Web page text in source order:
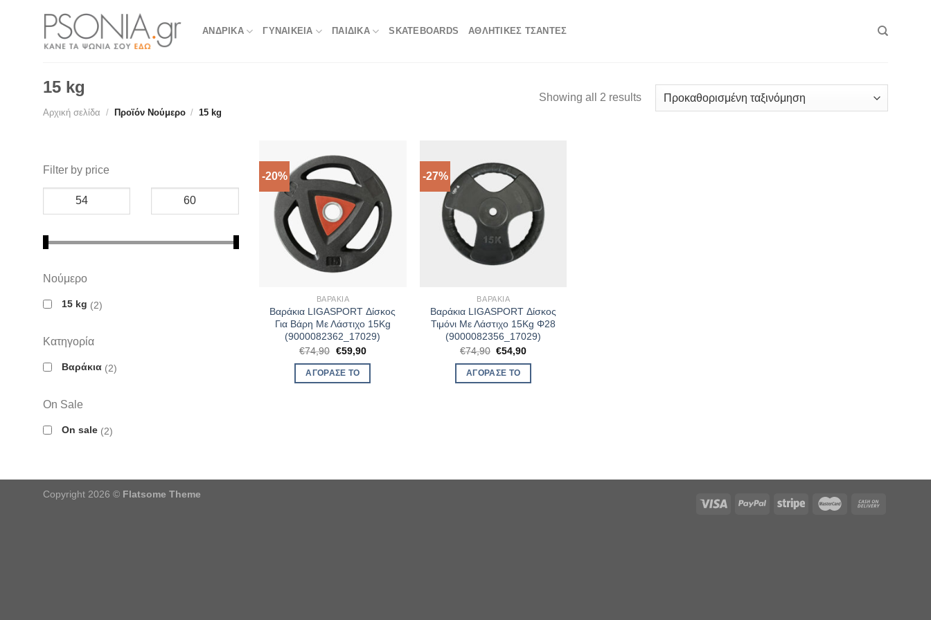
ΑΝΔΡΙΚΑ ΓΥΝΑΙΚΕΙΑ ΠΑΙΔΙΚΑ SKATEBOARDS ΑΘΛΗΤΙΚΈΣ ΤΣΆΝΤΕΣ
15 kg
Αρχική σελίδα / Προϊόν Νούμερο / 15 kg
Showing all 2 results
Filter by price
Νούμερο
15 kg 2
Κατηγορία
Βαράκια 2
On Sale
On sale 2
-20%
ΒΑΡΆΚΙΑ
Βαράκια LIGASPORT Δίσκος
Για Βάρη Με Λάστιχο 15Kg
(9000082362_17029)
€74,90 Original
was:
€74,90.
€59,90Η
ΑΓΌΡΑΣΈ ΤΟ
-27%
ΒΑΡΆΚΙΑ
Βαράκια LIGASPORT Δίσκος
Τιμόνι Με Λάστιχο 15Kg Φ28
(9000082356_17029)
€74,90 Original
was:
€74,90.
€54,90Η
ΑΓΌΡΑΣΈ ΤΟ
Copyright 2026 © Flatsome Theme